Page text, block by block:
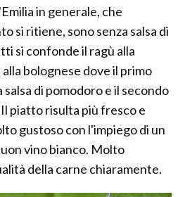
in generale, che
si ritiene, sono senza salsa di
si confonde il ragù alla
bolognese dove il primo
di pomodoro e il secondo
piatto risulta più fresco e
gustoso con l'impiego di un
vino bianco. Molto
della carne chiaramente.